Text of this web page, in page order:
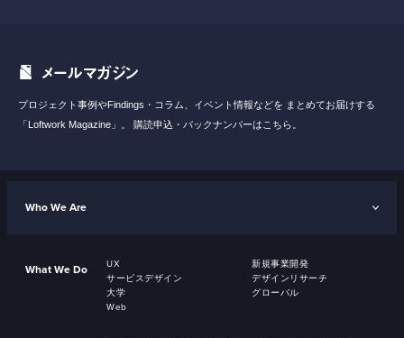
メールマガジン
プロジェクト事例やFindings・コラム、イベント情報などを まとめてお届けする
「Loftwork Magazine」。
購読申込・バックナンバーはこちら。
Who We Are
What We Do UX
新規事業開発
サービスデザイン
デザインリサーチ
大学
グローバル
Web